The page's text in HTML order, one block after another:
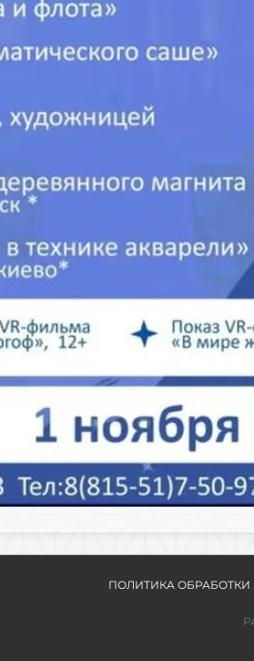
ПОЛИТИКА